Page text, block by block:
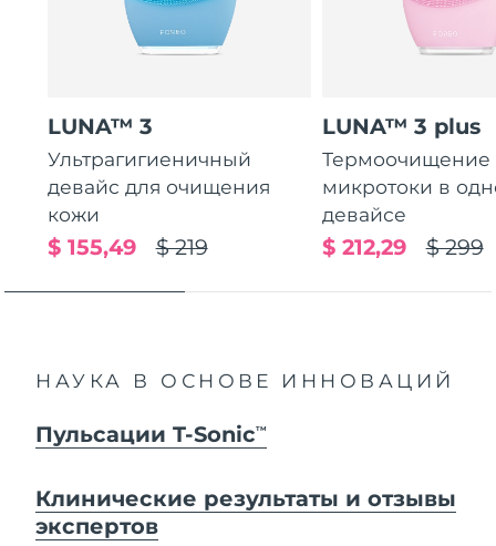
LUNA™ 3
Ультрагигиеничный
девайс для очищения
кожи
$ 219
$ 155,49
LUNA™ 3 plus
Термоочищение
микротоки в
девайсе
$ 299
$ 212,29
НАУКА В ОСНОВЕ ИННОВАЦИЙ
Пульсации T-SonicTM
Клинические результаты и отзывы
экспертов